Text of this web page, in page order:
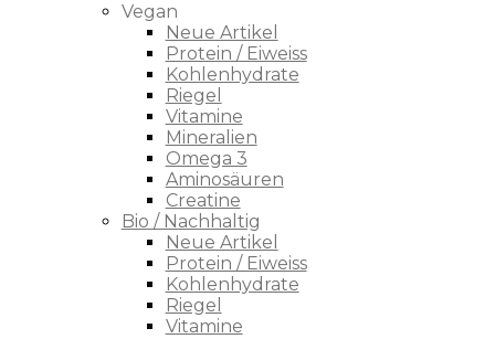
Vegan
Neue Artikel
Protein / Eiweiss
Kohlenhydrate
Riegel
Vitamine
Mineralien
Omega 3
Aminosäuren
Creatine
Bio / Nachhaltig
Neue Artikel
Protein / Eiweiss
Kohlenhydrate
Riegel
Vitamine